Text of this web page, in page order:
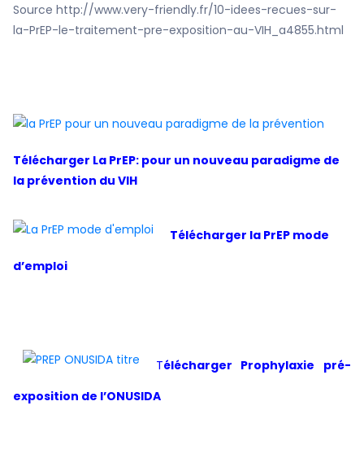
Source http://www.very-friendly.fr/10-idees-recues-sur-
la-PrEP-le-traitement-pre-exposition-au-VIH_a4855.html
Télécharger La PrEP: pour un nouveau paradigme de
la prévention du VIH
Télécharger la PrEP mode
d’emploi
Télécharger Prophylaxie pré-
exposition de l’ONUSIDA